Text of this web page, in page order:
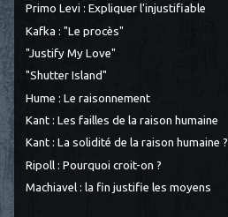
Primo Levi : Expliquer l'injustifiable
Kafka : "Le procès"
"Justify My Love"
"Shutter Island"
Hume : Le raisonnement
Kant : Les failles de la raison humaine
Kant : La solidité de la raison humaine ?
Ripoll : Pourquoi croit-on ?
Machiavel : la fin justifie les moyens